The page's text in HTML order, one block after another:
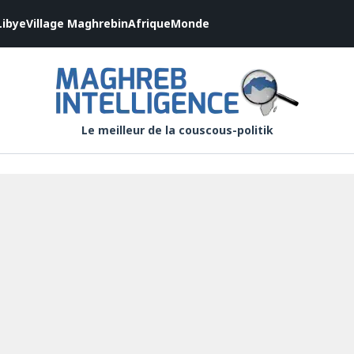
Village MaghrebinAfriqueMonde
Le meilleur de la couscous-politik